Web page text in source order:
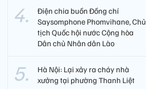
Điện chia buồn Đồng chí
Saysomphone Phomvihane, Chủ
tịch Quốc hội nước Cộng hòa
Dân chủ Nhân dân Lào
Hà Nội: Lại xảy ra cháy nhà
xưởng tại phường Thanh Liệt